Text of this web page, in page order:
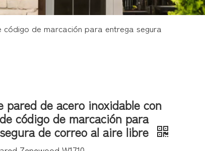
de marcación para entrega segura
pared de acero inoxidable con
código de marcación para
de correo al aire libre